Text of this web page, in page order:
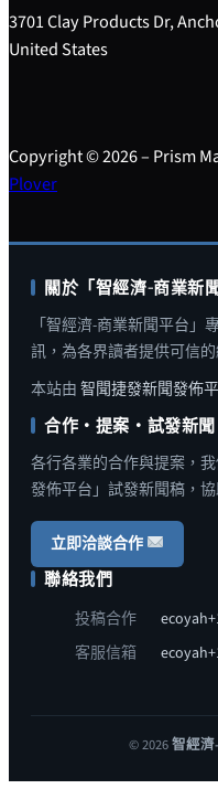
3701 Clay Products Dr,
United States
Copyright © 2026 – Prism
Plover
關於「智經濟-商業新
「智經濟-商業新聞平台
訊，為各界讀者提供可信
本站由 智聞捷發新聞發佈
合作・提案・試發新聞
各行各業的合作與提案，
發佈平台」試發新聞稿，
立即洽談合作
聯絡我們
投稿合作
客服信箱
© 2026智經